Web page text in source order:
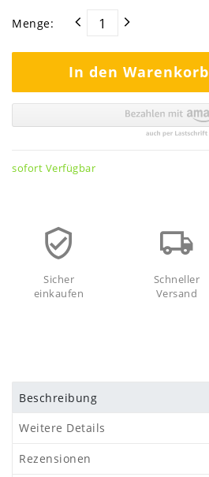
Menge:
In den Warenkorb
sofort Verfügbar
Sicher
einkaufen
Schneller
Versand
Beschreibung
Weitere Details
Rezensionen